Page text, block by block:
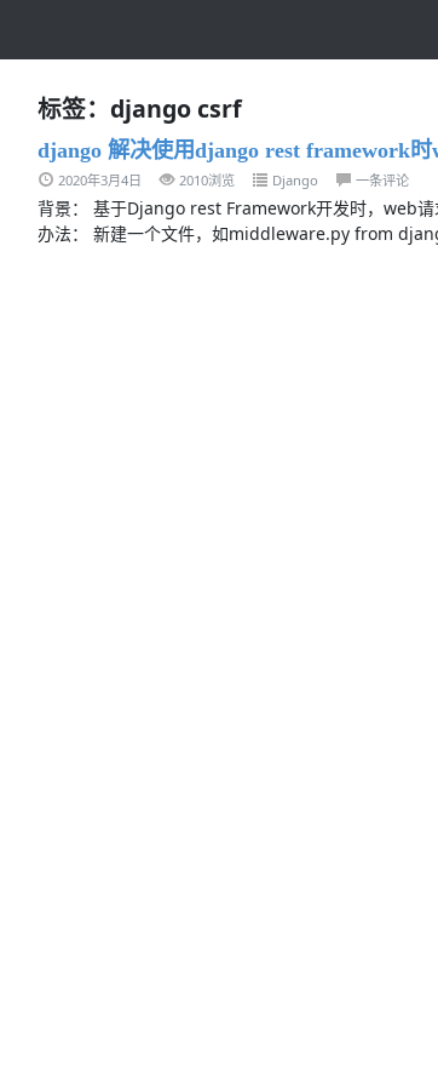
标签：django csrf
django 解决使用django rest framework时
2020年3月4日 2010浏览 Django 一条评论
背景： 基于Django rest Framework开发时，web
办法： 新建一个文件，如middleware.py from